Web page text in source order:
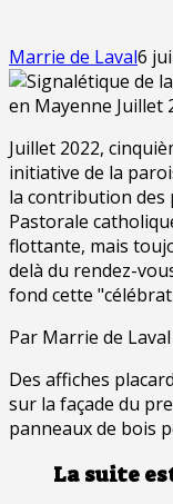
Marrie de Laval6
Juillet 2022,
initiative de la
la contribution des
Pastorale
flottante, mais
delà du rendez-
fond cette
Par Marrie de
Des affiches
sur la façade du
panneaux de bois
La suite